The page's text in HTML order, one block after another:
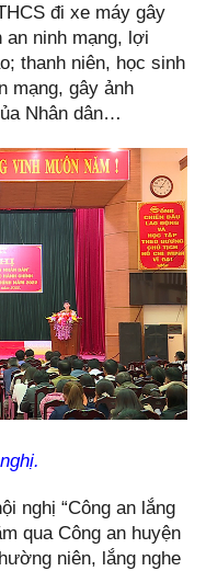
đi xe máy gây
an ninh mạng, lợi
thanh niên, học sinh
mạng, gây ảnh
Nhân dân…
nghị “Công an lắng
qua Công an huyện
niên, lắng nghe